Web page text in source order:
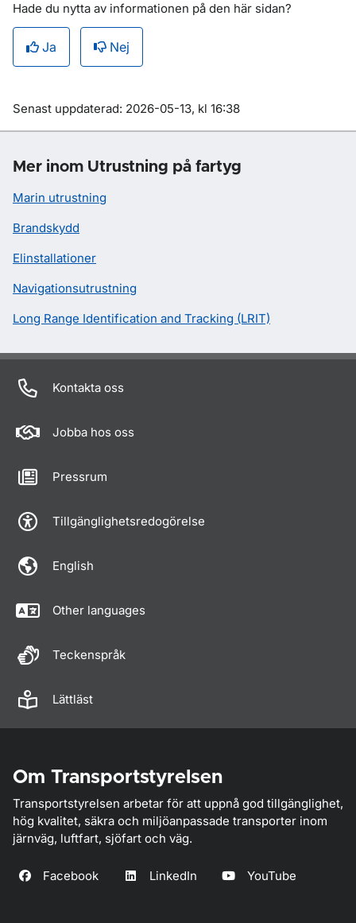
Hade du nytta av informationen på den här sidan?
Ja Nej
Om sidan
Senast uppdaterad: 2026-05-13, kl 16:38
Mer inom Utrustning på fartyg
Marin utrustning
Brandskydd
Elinstallationer
Navigationsutrustning
Long Range Identification and Tracking (LRIT)
Kontakta oss
Jobba hos oss
Pressrum
Tillgänglighetsredogörelse
English
Other languages
Teckenspråk
Lättläst
Om Transportstyrelsen
Transportstyrelsen arbetar för att uppnå god tillgänglighet,
hög kvalitet, säkra och miljöanpassade transporter inom
järnväg, luftfart, sjöfart och väg.
Facebook LinkedIn YouTube